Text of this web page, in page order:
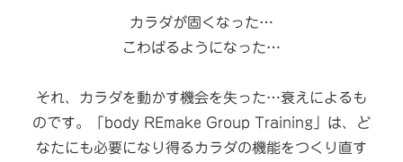
カラダが固くなった…
こわばるようになった…
それ、カラダを動かす機会を失った…衰えによるも
のです。
「body REmake Group Training」は、
ど
なたにも必要になり得るカラダの機能をつくり直す